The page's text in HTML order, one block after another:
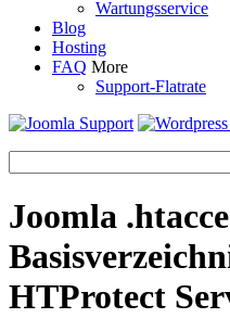
Wartungsservice
Blog
Hosting
FAQ More
Support-Flatrate
Joomla
HTProtect